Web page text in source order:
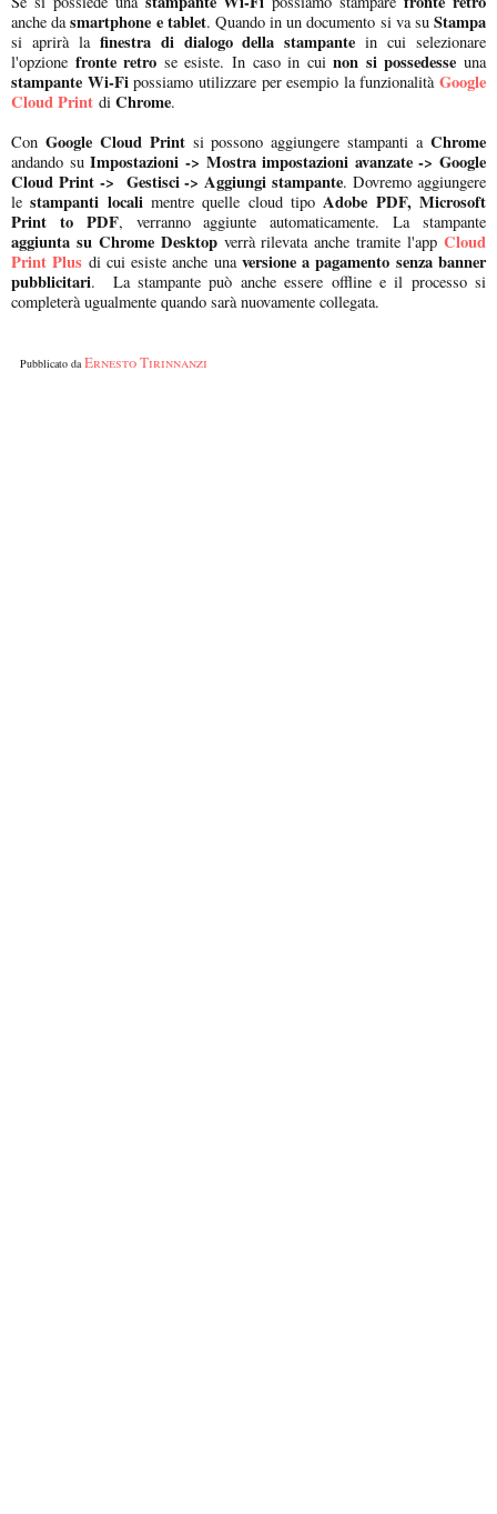
anche dasmartphone e tablet. Quando in un documento si va suStampa
si aprirà la finestra di dialogo della stampante in cui selezionare
l'opzione fronte retro se esiste. In caso in cuinon si possedesse una
stampante Wi-Fipossiamo utilizzare per esempio la funzionalità Google
Cloud Print di Chrome.
Con Google Cloud Printsi possono aggiungere stampanti aChrome
andando suImpostazioni -> Mostra impostazioni avanzate -> Google
Cloud Print -> Gestisci -> Aggiungi stampante. Dovremo aggiungere
lestampanti localimentre quelle cloud tipo Adobe PDF, Microsoft
Print to PDF, verranno aggiunte automaticamente. La stampante
aggiunta su Chrome Desktopverrà rilevata anche tramite l'appCloud
Print Plus di cui esiste anche una versione a pagamento senza banner
pubblicitari. La stampante può anche essere offline e il processo si
completerà ugualmente quando sarà nuovamente collegata.
Pubblicato daErnesto Tirinnanzi